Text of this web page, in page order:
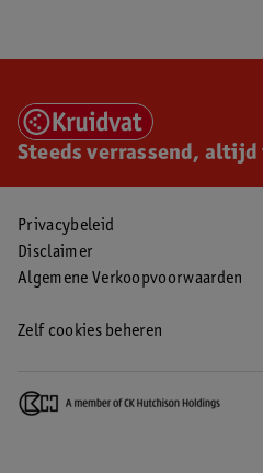
Steeds verrassend,
Privacybeleid
Disclaimer
Algemene Verkoopvoorwaarden
Zelf cookies beheren